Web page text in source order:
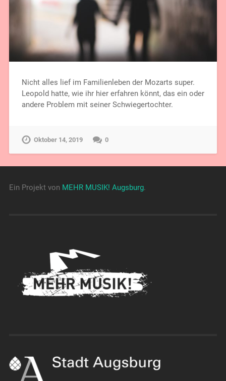
Nicht alles lief im Familienleben der Mozarts super.
Leopold hatte, wie ihr hier erfahren könnt, das ein oder
andere Problem mit seiner Schwiegertochter.
Oktober 14, 2019 0
Ein Projekt von MEHR MUSIK! Augsburg.